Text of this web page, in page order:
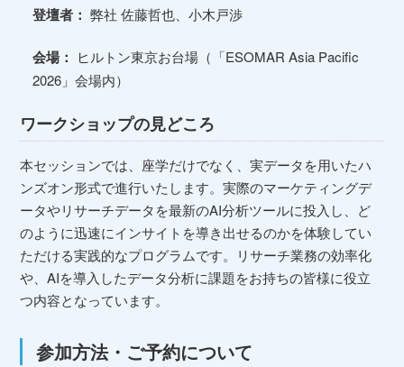
登壇者： 弊社 佐藤哲也、小木戸渉
会場：
ヒルトン東京お台場（「ESOMAR Asia Pacific
2026」会場内）
ワークショップの見どころ
本セッションでは、座学だけでなく、実データを用いたハ
ンズオン形式で進行いたします。実際のマーケティングデ
ータやリサーチデータを最新のAI分析ツールに投入し、ど
のように迅速にインサイトを導き出せるのかを体験してい
ただける実践的なプログラムです。リサーチ業務の効率化
や、AIを導入したデータ分析に課題をお持ちの皆様に役立
つ内容となっています。
参加方法・ご予約について